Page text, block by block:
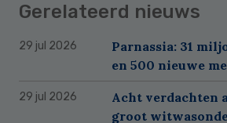
Gerelateerd nieuws
29 jul 2026
Parnassia: 31
en 500 nieuwe
29 jul 2026
Acht verdachten
groot